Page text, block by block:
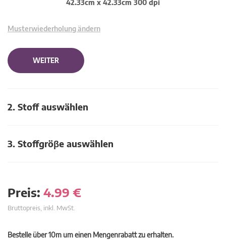
42.33cm x 42.33cm 300 dpi
Musterwiederholung ändern
WEITER
2. Stoff auswählen
3. Stoffgröβe auswählen
Preis: 4.99 €
Bruttopreis, inkl. MwSt.
Bestelle über 10m um einen Mengenrabatt zu erhalten.